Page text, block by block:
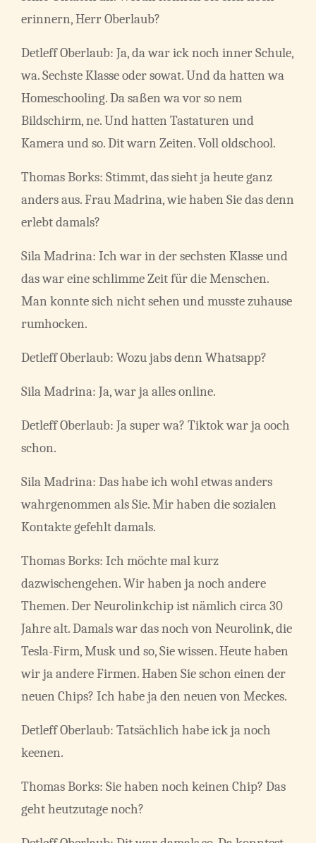
erinnern, Herr Oberlaub?
Detleff Oberlaub: Ja, da war ick noch inner Schule,
wa. Sechste Klasse oder sowat. Und da hatten wa
Homeschooling. Da saßen wa vor so nem
Bildschirm, ne. Und hatten Tastaturen und
Kamera und so. Dit warn Zeiten. Voll oldschool.
Thomas Borks: Stimmt, das sieht ja heute ganz
anders aus. Frau Madrina, wie haben Sie das denn
erlebt damals?
Sila Madrina: Ich war in der sechsten Klasse und
das war eine schlimme Zeit für die Menschen.
Man konnte sich nicht sehen und musste zuhause
rumhocken.
Detleff Oberlaub: Wozu jabs denn Whatsapp?
Sila Madrina: Ja, war ja alles online.
Detleff Oberlaub: Ja super wa? Tiktok war ja ooch
schon.
Sila Madrina: Das habe ich wohl etwas anders
wahrgenommen als Sie. Mir haben die sozialen
Kontakte gefehlt damals.
Thomas Borks: Ich möchte mal kurz
dazwischengehen. Wir haben ja noch andere
Themen. Der Neurolinkchip ist nämlich circa 30
Jahre alt. Damals war das noch von Neurolink, die
Tesla-Firm, Musk und so, Sie wissen. Heute haben
wir ja andere Firmen. Haben Sie schon einen der
neuen Chips? Ich habe ja den neuen von Meckes.
Detleff Oberlaub: Tatsächlich habe ick ja noch
keenen.
Thomas Borks: Sie haben noch keinen Chip? Das
geht heutzutage noch?